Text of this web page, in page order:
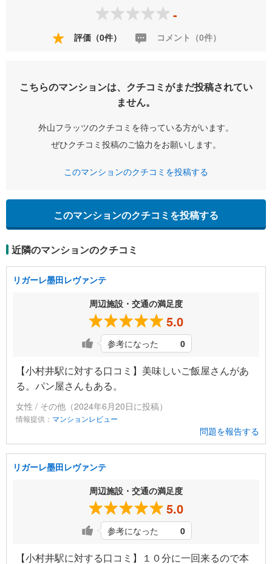
-
評価（0件） コメント（0件）
こちらのマンションは、クチコミがまだ投稿されてい
ません。
外山フラッツのクチコミを待っている方がいます。
ぜひクチコミ投稿のご協力をお願いします。
このマンションのクチコミを投稿する
このマンションのクチコミを投稿する
近隣のマンションのクチコミ
リガーレ墨田レヴァンテ
周辺施設・交通の満足度
5.0
参考になった 0
【小村井駅に対する口コミ】美味しいご飯屋さんがあ
る。パン屋さんもある。
女性 / その他（2024年6月20日に投稿）
情報提供： マンションレビュー
問題を報告する
リガーレ墨田レヴァンテ
周辺施設・交通の満足度
5.0
参考になった 0
【小村井駅に対する口コミ】１０分に一回来るので本